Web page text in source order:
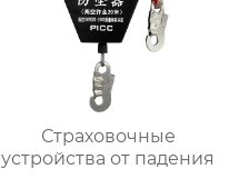
Страховочные
устройства от падения